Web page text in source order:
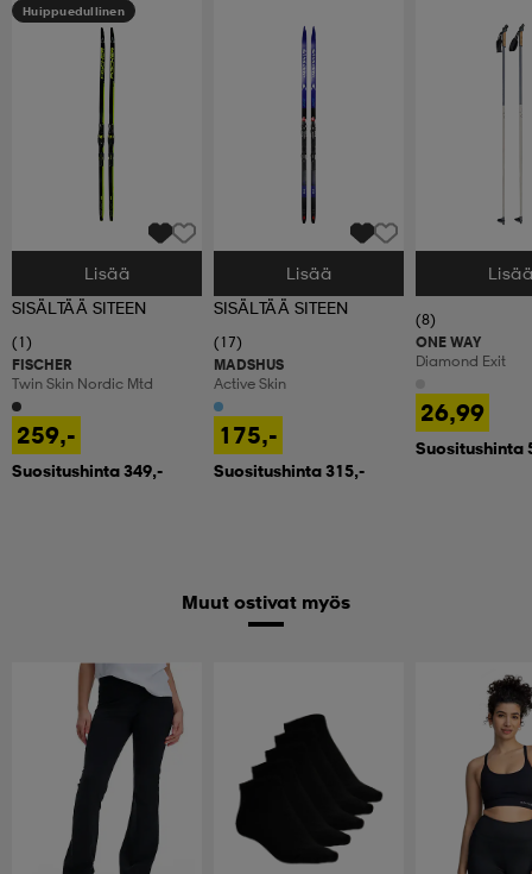
Huippuedullinen
Valitse Koko
Lisää
SISÄLTÄÄ SITEEN
(1)
FISCHER
Twin Skin Nordic Mtd
259,-
Suositushinta 349,-
Valitse Koko
Lisää
SISÄLTÄÄ SITEEN
(17)
MADSHUS
Active Skin
175,-
Suositushinta 315,-
Valitse Koko
(8)
ONE WAY
Diamond Exit
26,99
Suositushinta
Muut ostivat myös